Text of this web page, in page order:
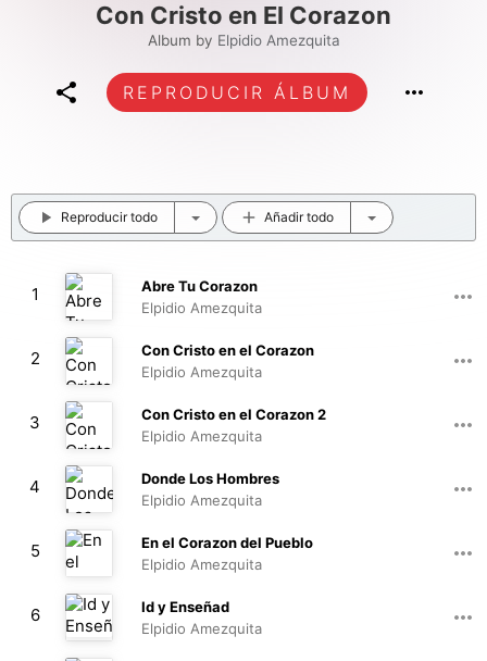
Con Cristo en El Corazon
Album by Elpidio Amezquita
REPRODUCIR ÁLBUM
Reproducir todo Añadir todo
1
Abre Tu Corazon
Elpidio Amezquita
03:47
2
Con Cristo en el Corazon
Elpidio Amezquita
05:14
3
Con Cristo en el Corazon 2
Elpidio Amezquita
03:49
4
Donde Los Hombres
Elpidio Amezquita
05:04
5
En el Corazon del Pueblo
Elpidio Amezquita
03:24
6
Id y Enseñad
Elpidio Amezquita